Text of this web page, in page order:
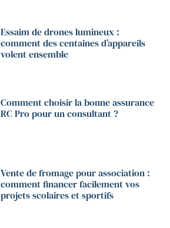
Essaim de drones lumineux :
comment des centaines d’appareils
volent ensemble
Comment choisir la bonne assurance
RC Pro pour un consultant ?
Vente de fromage pour association :
comment financer facilement vos
projets scolaires et sportifs